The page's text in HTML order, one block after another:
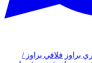
براوز فلافي براوز /